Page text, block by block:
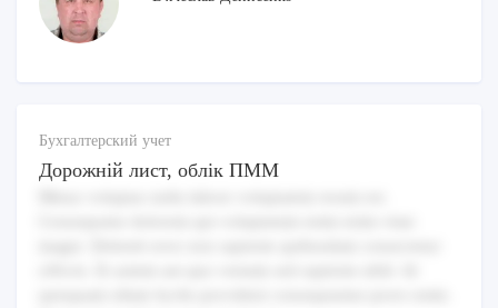
Бухгалтерский учет
Дорожній лист, облік ПММ